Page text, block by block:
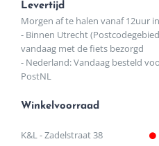
Levertijd
Morgen af te halen vanaf 12uur
- Binnen Utrecht
vandaag met de fiets bezorgd
- Nederland: Vandaag besteld
PostNL
Winkelvoorraad
K&L - Zadelstraat 38